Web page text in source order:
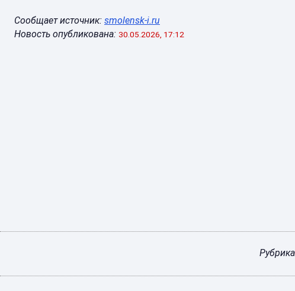
Сообщает источник: smolensk-i.ru
Новость опубликована: 30.05.2026, 17:12